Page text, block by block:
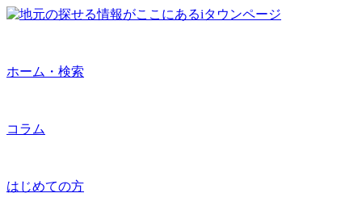
ホーム・検索
コラム
はじめての方